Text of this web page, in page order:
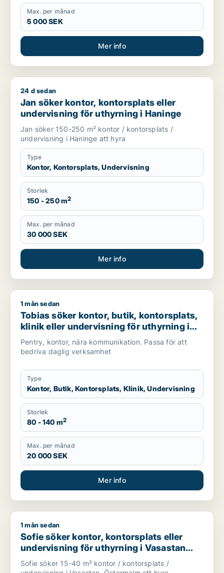
Max. per månad
5 000 SEK
Mer info
Jan söker kontor, kontorsplats eller undervisning för
24 d sedan
Jan söker kontor, kontorsplats eller
undervisning för uthyrning i Haninge
Jan söker 150-250 m² kontor / kontorsplats /
undervisning i Haninge att hyra
Type
Kontor, Kontorsplats, Undervisning
Storlek
150 - 250 m2
Max. per månad
30 000 SEK
Mer info
Tobias söker kontor, butik, kontorsplats, klinik eller
1 mån sedan
Tobias söker kontor, butik, kontorsplats,
klinik eller undervisning för uthyrning i
Täby
Pentry, kontor, nära kommunikation. Passa för att
bedriva daglig verksamhet
Type
Kontor, Butik, Kontorsplats, Klinik, Undervisning
Storlek
80 - 140 m2
Max. per månad
20 000 SEK
Mer info
Sofie söker kontor, kontorsplats eller undervisning för
1 mån sedan
Sofie söker kontor, kontorsplats eller
undervisning för uthyrning i Vasastan
eller Östermalm
Sofie söker 15-40 m² kontor / kontorsplats /